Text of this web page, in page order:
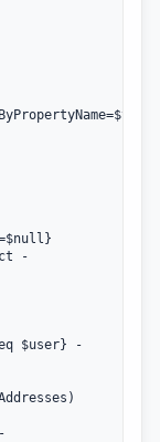
-
$user} -